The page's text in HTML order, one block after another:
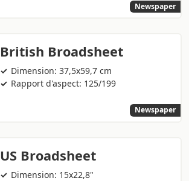
Newspaper
British Broadsheet
Dimension: 37,5x59,7 cm
Rapport d'aspect: 125/199
Newspaper
US Broadsheet
Dimension: 15x22,8"